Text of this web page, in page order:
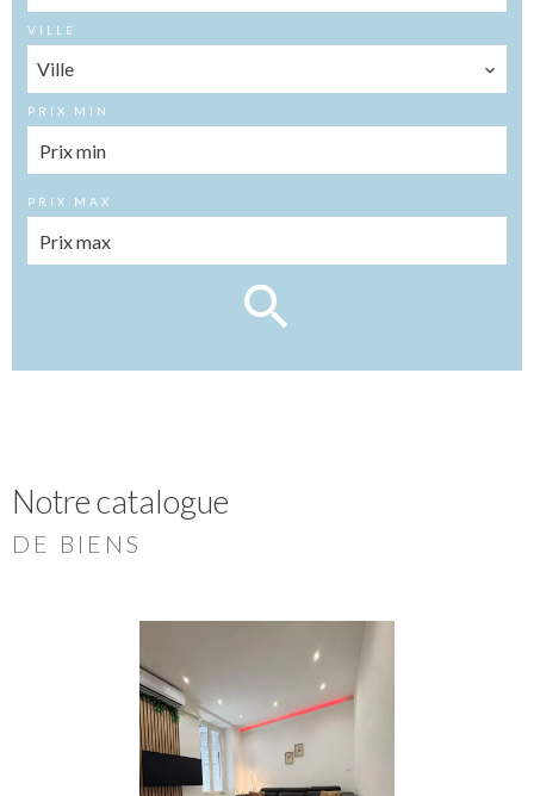
VILLE
Ville
PRIX MIN
PRIX MAX
Notre catalogue
DE BIENS